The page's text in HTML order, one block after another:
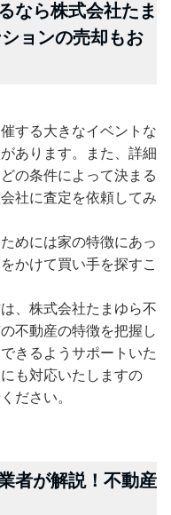
なら株式会社たま
ョンの売却もお
する大きなイベントな
あります。また、詳細
の条件によって決まる
社に査定を依頼してみ
めには家の特徴にあっ
かけて買い手を探すこ
、株式会社たまゆら不
不動産の特徴を把握し
きるようサポートいた
も対応いたしますの
ださい。
者が解説！不動産